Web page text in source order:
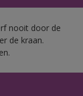
nooit door de
de kraan.